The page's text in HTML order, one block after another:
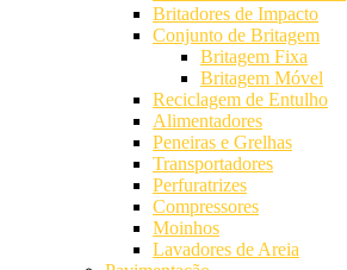
Britadores de Impacto
Conjunto de Britagem
Britagem Fixa
Britagem Móvel
Reciclagem de Entulho
Alimentadores
Peneiras e Grelhas
Transportadores
Perfuratrizes
Compressores
Moinhos
Lavadores de Areia